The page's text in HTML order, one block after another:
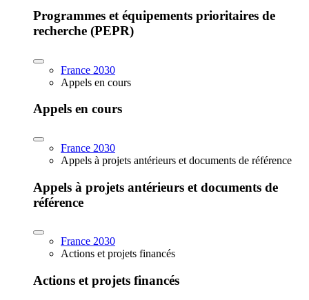
Programmes et équipements prioritaires de
recherche (PEPR)
France 2030
Appels en cours
Appels en cours
France 2030
Appels à projets antérieurs et documents de référence
Appels à projets antérieurs et documents de
référence
France 2030
Actions et projets financés
Actions et projets financés